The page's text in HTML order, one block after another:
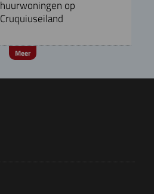
huurwoningen op
Cruquiuseiland
Meer